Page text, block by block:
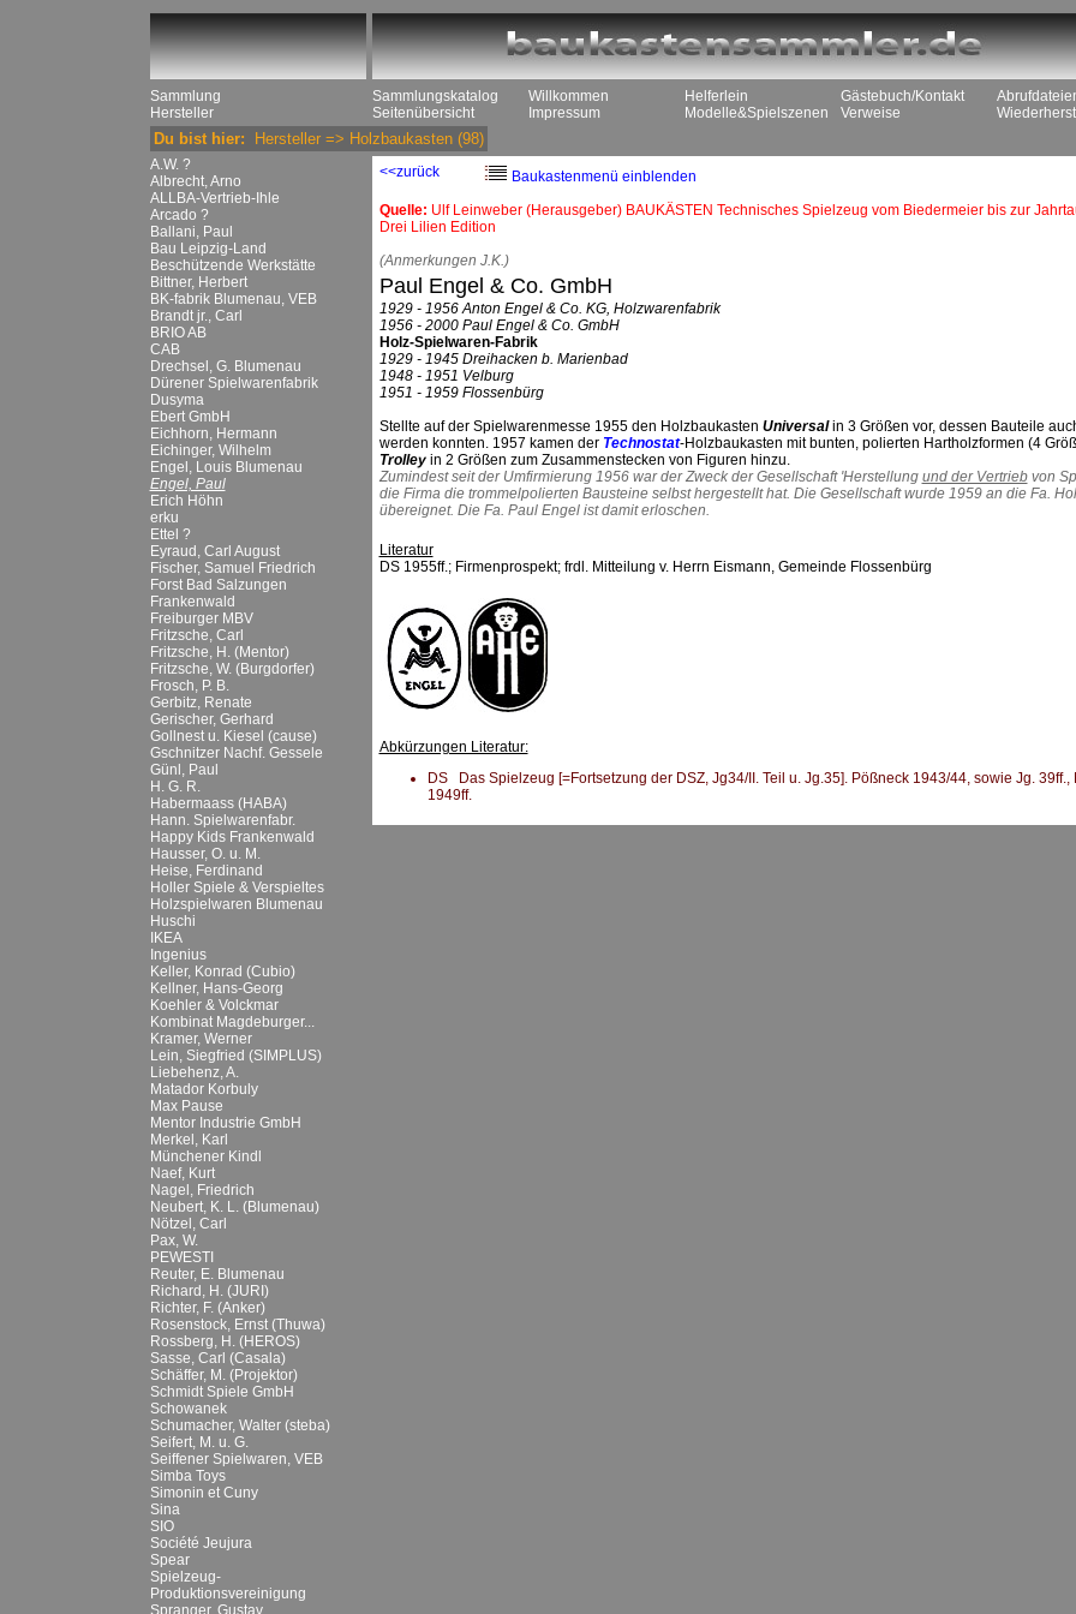
Sammlung
Hersteller
Sammlungskatalog
Seitenübersicht
Willkommen
Impressum
Helferlein
Modelle&Spielszenen
Gästebuch/Kontakt
Verweise
Du bist hier: Hersteller=> Holzbaukasten(98)
A.W. ?
Albrecht, Arno
ALLBA-Vertrieb-Ihle
Arcado ?
Ballani, Paul
Bau Leipzig-Land
Beschützende Werkstätte
Bittner, Herbert
BK-fabrik Blumenau, VEB
Brandt jr., Carl
BRIO AB
CAB
Drechsel, G. Blumenau
Dürener Spielwarenfabrik
Dusyma
Ebert GmbH
Eichhorn, Hermann
Eichinger, Wilhelm
Engel, Louis Blumenau
Engel, Paul
Erich Höhn
erku
Ettel ?
Eyraud, Carl August
Fischer, Samuel Friedrich
Forst Bad Salzungen
Frankenwald
Freiburger MBV
Fritzsche, Carl
Fritzsche, H. (Mentor)
Fritzsche, W. (Burgdorfer)
Frosch, P. B.
Gerbitz, Renate
Gerischer, Gerhard
Gollnest u. Kiesel (cause)
Gschnitzer Nachf. Gessele
Günl, Paul
H. G. R.
Habermaass (HABA)
Hann. Spielwarenfabr.
Happy Kids Frankenwald
Hausser, O. u. M.
Heise, Ferdinand
Holler Spiele & Verspieltes
Holzspielwaren Blumenau
Huschi
IKEA
Ingenius
Keller, Konrad (Cubio)
Kellner, Hans-Georg
Koehler & Volckmar
Kombinat Magdeburger...
Kramer, Werner
Lein, Siegfried (SIMPLUS)
Liebehenz, A.
Matador Korbuly
Max Pause
Mentor Industrie GmbH
Merkel, Karl
Münchener Kindl
Naef, Kurt
Nagel, Friedrich
Neubert, K. L. (Blumenau)
Nötzel, Carl
Pax, W.
PEWESTI
Reuter, E. Blumenau
Richard, H. (JURI)
Richter, F. (Anker)
Rosenstock, Ernst (Thuwa)
Rossberg, H. (HEROS)
Sasse, Carl (Casala)
Schäffer, M. (Projektor)
Schmidt Spiele GmbH
Schowanek
Schumacher, Walter (steba)
Seifert, M. u. G.
Seiffener Spielwaren, VEB
Simba Toys
Simonin et Cuny
Sina
SIO
Société Jeujura
Spear
Spielzeug-
Produktionsvereinigung
Spranger, Gustav
<<zurück
Baukastenmenü einblenden
Quelle: Ulf Leinweber (Herausgeber) BAUKÄSTEN Technisches Spielzeug vom Biedermeier bis zur
Drei Lilien Edition
(Anmerkungen J.K.)
Paul Engel & Co. GmbH
1929 - 1956 Anton Engel & Co. KG, Holzwarenfabrik
1956 - 2000 Paul Engel & Co. GmbH
Holz-Spielwaren-Fabrik
1929 - 1945 Dreihacken b. Marienbad
1948 - 1951 Velburg
1951 - 1959 Flossenbürg
Stellte auf der Spielwarenmesse 1955 den Holzbaukasten Universalin 3 Größen vor, dessen Bauteile
werden konnten. 1957 kamen der Technostat-Holzbaukasten mit bunten, polierten Hartholzformen (4
Trolleyin 2 Größen zum Zusammenstecken von Figuren hinzu.
Zumindest seit der Umfirmierung 1956 war der Zweck der Gesellschaft 'Herstellung und der Vertriebvon
die Firma die trommelpolierten Bausteine selbst hergestellt hat. Die Gesellschaft wurde 1959 an die Fa.
übereignet. Die Fa. Paul Engel ist damit erloschen.
Literatur
DS 1955ff.; Firmenprospekt; frdl. Mitteilung v. Herrn Eismann, Gemeinde Flossenbürg
Abkürzungen Literatur:
DS Das Spielzeug [=Fortsetzung der DSZ, Jg34/II. Teil u. Jg.35]. Pößneck 1943/44, sowie Jg. 39ff.,
1949ff.